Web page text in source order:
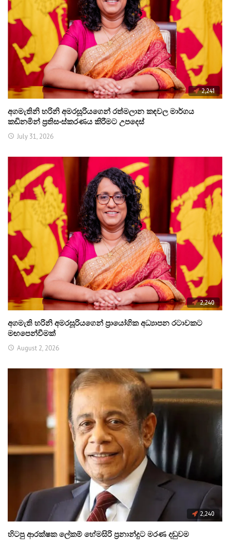
2,241
අගමැතිනි හරිනි අමරසූරියගෙන් රත්මලාන කඳවල මාර්ගය
කඩිනමින් ප්‍රතිසංස්කරණය කිරීමට උපදෙස්
July 31, 2026
2,240
අගමැති හරිනි අමරසූරියගෙන් ප්‍රායෝගික අධ්‍යාපන රටාවකට
මඟපෙන්වීමක්
August 2, 2026
2,240
හිටපු ආරක්ෂක ලේකම් හේමසිරි ප්‍රනාන්දුට මරණ දඬුවම